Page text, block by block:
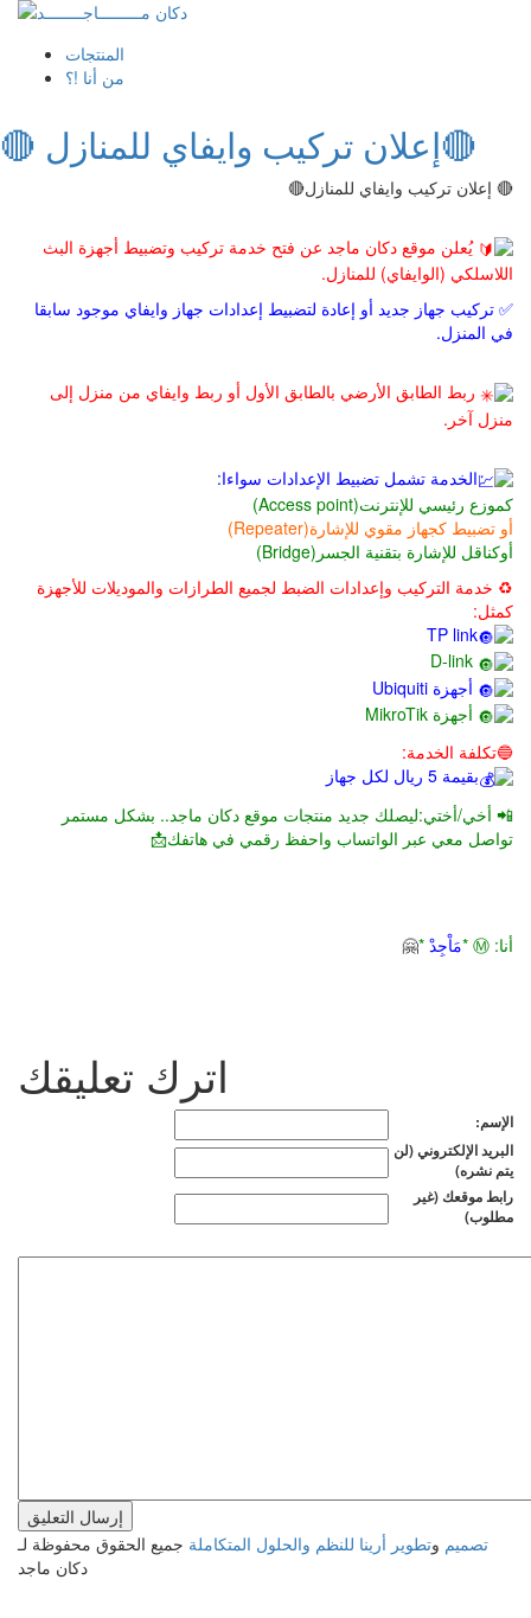
المنتجات
من أنا !؟
🔴 إعلان تركيب وايفاي للمنازل🔴
🔴 إعلان تركيب وايفاي للمنازل🔴
يُعلن موقع دكان ماجد عن فتح خدمة تركيب وتضبيط أجهزة البث
اللاسلكي (الوايفاي) للمنازل.
✅ تركيب جهاز جديد أو إعادة لتضبيط إعدادات جهاز وايفاي موجود سابقا
في المنزل.
️ ربط الطابق الأرضي بالطابق الأول أو ربط وايفاي من منزل إلى
منزل آخر.
الخدمة تشمل تضبيط الإعدادات سواءا:
كموزع رئيسي للإنترنت(Access point)
أو تضبيط كجهاز مقوي للإشارة(Repeater)
أوكناقل للإشارة بتقنية الجسر(Bridge)
♻️ خدمة التركيب وإعدادات الضبط لجميع الطرازات والموديلات للأجهزة
كمثل:
TP link
أجهزة Ubiquiti
أجهزة MikroTik
🔵تكلفة الخدمة:
بقيمة 5 ريال لكل جهاز
📲 أخي/أختي:ليصلك جديد منتجات موقع دكان ماجد.. بشكل مستمر
تواصل معي عبر الواتساب واحفظ رقمي في هاتفك📩
أنا: Ⓜ️ * مَاْجِدْ *
🤗
اترك تعليقك
الإسم:
البريد الإلكتروني (لن
يتم نشره)
رابط موقعك (غير
مطلوب)
تصميم وتطوير أرينا للنظم والحلول المتكاملة جميع الحقوق محفوظة لـ
دكان ماجد